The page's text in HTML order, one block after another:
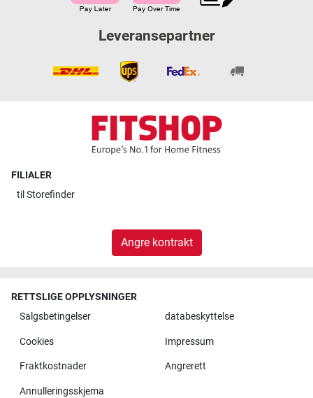
Leveransepartner
FILIALER
til Storefinder
Angre kontrakt
RETTSLIGE OPPLYSNINGER
Salgsbetingelser
databeskyttelse
Cookies Impressum
Fraktkostnader Angrerett
Annulleringsskjema